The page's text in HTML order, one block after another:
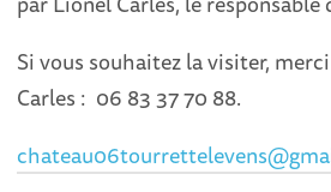
Si vous souhaitez la visiter,
Carles : 06 83 37 70 88.